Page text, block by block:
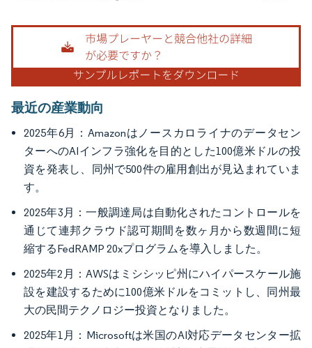
画像 © Mordor Intelligence。再利用にはCC BY 4.0の表示が必要です。
最近の産業動向
2025年6月：Amazonはノースカロライナのデータセン
ターへのAIインフラ強化を目的とした100億米ドルの投
資を発表し、同州で500件の雇用創出が見込まれていま
す。
2025年3月：一般調達局は自動化されたコントロールを
通じて連邦クラウド認可期間を数ヶ月から数週間に短
縮するFedRAMP 20xプログラムを導入しました。
2025年2月：AWSはミシシッピ州にハイパースケール施
設を建設するために100億米ドルをコミットし、同州最
大の民間テクノロジー投資となりました。
2025年1月：Microsoftは米国のAI対応データセンター拡